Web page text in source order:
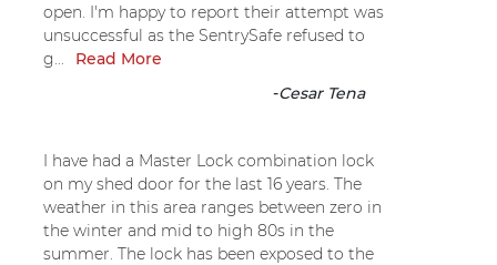
open. I'm happy to report their attempt was
unsuccessful as the SentrySafe refused to
g...
Read More
-Cesar Tena
I have had a Master Lock combination lock
on my shed door for the last 16 years. The
weather in this area ranges between zero in
the winter and mid to high 80s in the
summer. The lock has been exposed to the